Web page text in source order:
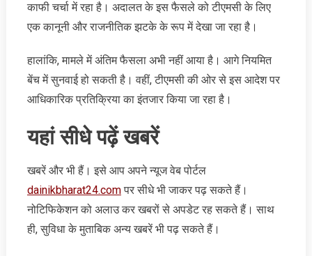
काफी चर्चा में रहा है। अदालत के इस फैसले को टीएमसी के लिए
एक कानूनी और राजनीतिक झटके के रूप में देखा जा रहा है।
हालांकि, मामले में अंतिम फैसला अभी नहीं आया है। आगे नियमित
बेंच में सुनवाई हो सकती है। वहीं, टीएमसी की ओर से इस आदेश पर
आधिकारिक प्रतिक्रिया का इंतजार किया जा रहा है।
यहां सीधे पढ़ें खबरें
खबरें और भी हैं। इसे आप अपने न्‍यूज वेब पोर्टल
dainikbharat24.comपर सीधे भी जाकर पढ़ सकते हैं।
नोटिफिकेशन को अलाउ कर खबरों से अपडेट रह सकते हैं। साथ
ही, सुविधा के मुताबिक अन्‍य खबरें भी पढ़ सकते हैं।